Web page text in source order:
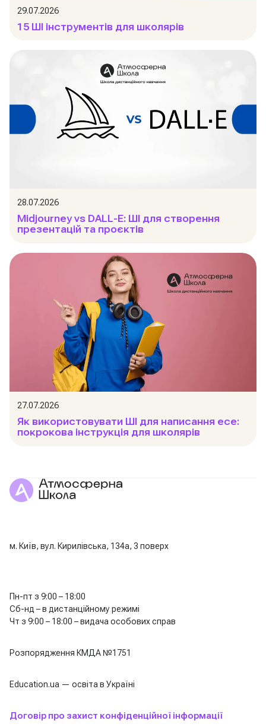
29.07.2026
15 ШІ інструментів для школярів
28.07.2026
Midjourney vs DALL-E: ШІ для створення
презентацій та проєктів
27.07.2026
Як використовувати ШІ для написання есе:
покрокова інструкція для школярів
м. Київ, вул. Кирилівська, 134а, 3 поверх
Пн-пт з 9:00 – 18:00
Сб-нд – в дистанційному режимі
Чт з 9:00 – 18:00 – видача особових справ
Розпорядження КМДА №1751
Education.ua — освіта в Україні
Договір про захист конфіденційної інформації